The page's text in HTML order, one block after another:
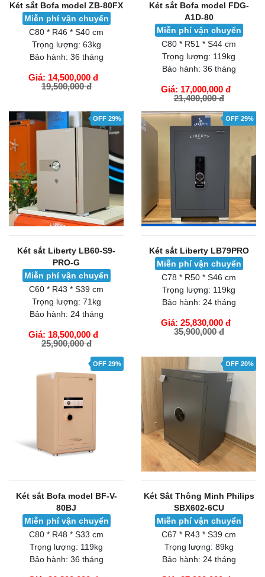
Két sắt Bofa model ZB-80FX
Miễn phí vận chuyển
C80 * R46 * S40 cm
Trọng lượng: 63kg
Bảo hành: 36 tháng
Giá: 14,500,000 đ
19,500,000 đ
Két sắt Bofa model FDG-
A1D-80
Miễn phí vận chuyển
C80 * R51 * S44 cm
Trọng lượng: 119kg
Bảo hành: 36 tháng
Giá: 17,000,000 đ
21,400,000 đ
GIỎ HÀNG
OFF 29%
Két sắt Liberty LB60-S9-
PRO-G
Miễn phí vận chuyển
C60 * R43 * S39 cm
Trọng lượng: 71kg
Bảo hành: 24 tháng
Giá: 18,500,000 đ
25,900,000 đ
GIỎ HÀNG
OFF 29%
Két sắt Liberty LB79PRO
Miễn phí vận chuyển
C78 * R50 * S46 cm
Trọng lượng: 119kg
Bảo hành: 24 tháng
Giá: 25,830,000 đ
35,900,000 đ
OFF 29%
Két sắt Bofa model BF-V-
80BJ
Miễn phí vận chuyển
C80 * R48 * S33 cm
Trọng lượng: 119kg
Bảo hành: 36 tháng
OFF 20%
Két Sắt Thông Minh Philips
SBX602-6CU
Miễn phí vận chuyển
C67 * R43 * S39 cm
Trọng lượng: 89kg
Bảo hành: 24 tháng